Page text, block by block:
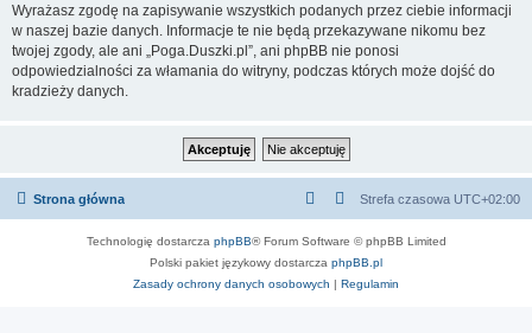
Wyrażasz zgodę na zapisywanie wszystkich podanych przez ciebie informacji
w naszej bazie danych. Informacje te nie będą przekazywane nikomu bez
twojej zgody, ale ani „Poga.Duszki.pl”, ani phpBB nie ponosi
odpowiedzialności za włamania do witryny, podczas których może dojść do
kradzieży danych.
Strona główna Strefa czasowa UTC+02:00
Technologię dostarcza phpBB® Forum Software © phpBB Limited
Polski pakiet językowy dostarcza phpBB.pl
Zasady ochrony danych osobowych | Regulamin